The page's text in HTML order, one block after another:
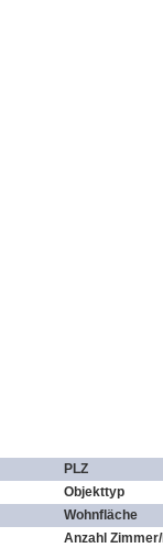
PLZ
Objekttyp
Wohnfläche
Anzahl